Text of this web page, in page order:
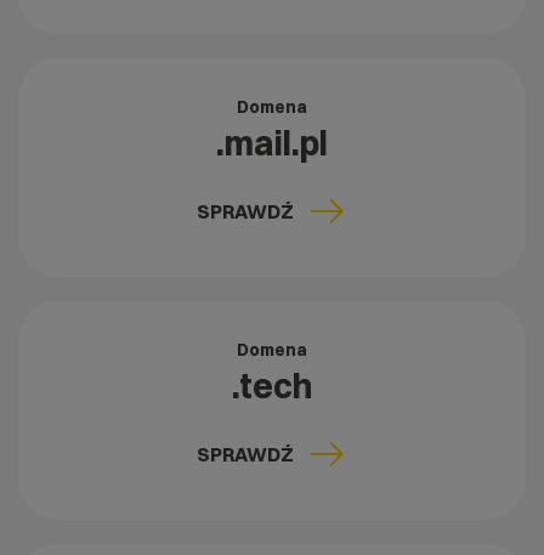
Domena
.mail.pl
SPRAWDŹ
Domena
.tech
SPRAWDŹ